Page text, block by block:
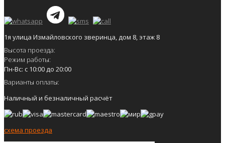
1я улица Измайловского зверинца, дом 8, этаж 8
Высота проезда:
Режим работы:
Пн-Вс: с 10:00 до 20:00
Варианты оплаты:
Наличный и безналичный расчёт
схема проезда